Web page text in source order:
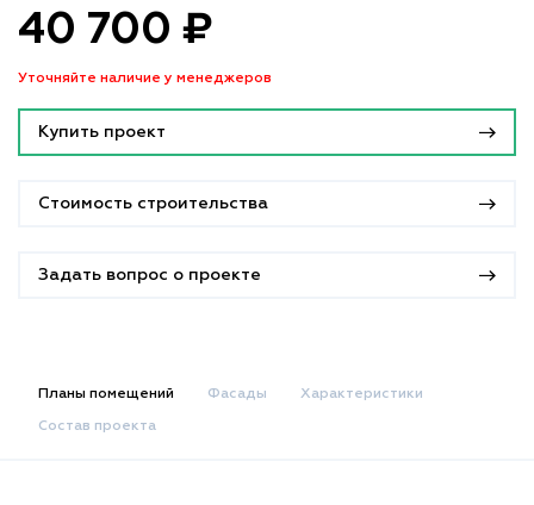
40 700 ₽
Уточняйте наличие у менеджеров
Купить проект
Стоимость строительства
Задать вопрос о проекте
Планы помещений Фасады Характеристики
Состав проекта